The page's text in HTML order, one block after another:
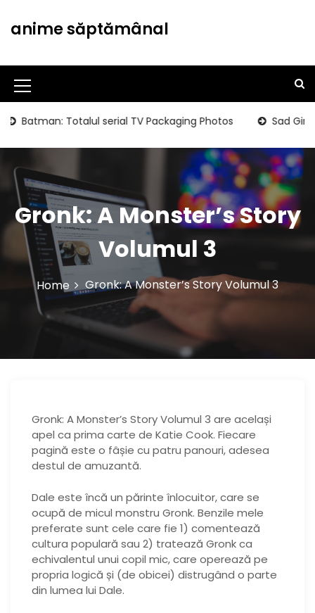
t
c
t
anime săptămânal
M
e
n
u
I
c
o
n
Totalul serial TV Packaging Photos Sad Girls
Gronk: A Monster’s Story
Volumul 3
Home Gronk: A Monster’s Story Volumul 3
Gronk: A Monster’s Story Volumul 3 are același
apel ca prima carte de Katie Cook. Fiecare
pagină este o fâșie cu patru panouri, adesea
destul de amuzantă.
Dale este încă un părinte înlocuitor, care se
ocupă de micul monstru Gronk. Benzile mele
preferate sunt cele care fie 1) comentează
cultura populară sau 2) tratează Gronk ca
echivalentul unui copil mic, care operează pe
propria logică și (de obicei) distrugând o parte
din lumea lui Dale.